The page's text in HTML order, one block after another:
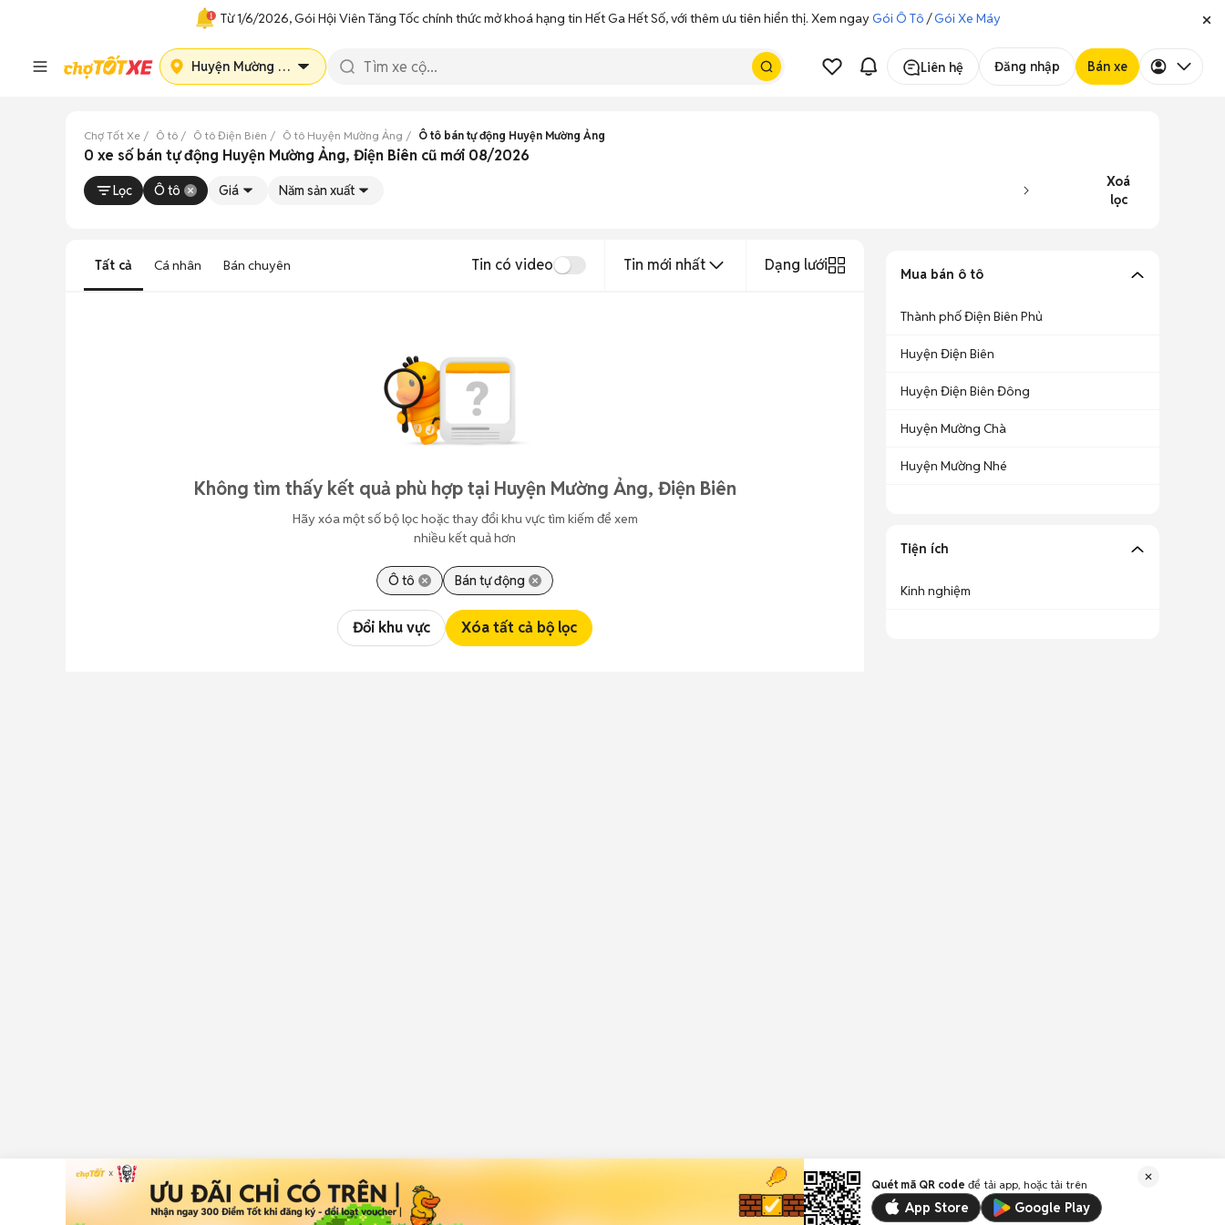
Từ 1/6/2026, Gói Hội Viên Tăng Tốc chính thức mở khoá hạng tin Hết Ga Hết Số, với thêm ưu tiên hiển thị. Xem ngayGói Ô Tô /Gói Xe Máy
Huyện Mường Ảng Liên hệ Đăng nhập Bán xe
Chợ Tốt Xe Ô tô Ô tô Điện Biên Ô tô Huyện Mường Ảng Ô tô bán tự động Huyện Mường Ảng
0 xe số bán tự động Huyện Mường Ảng, Điện Biên cũ mới 08/2026
Lọc Ô tô Giá Năm sản xuất
Xoá
lọc
Tất cả Cá nhân Bán chuyên Tin có video Tin mới nhất Dạng lưới
Không tìm thấy kết quả phù hợp tại Huyện Mường Ảng, Điện Biên
Hãy xóa một số bộ lọc hoặc thay đổi khu vực tìm kiếm để xem
nhiều kết quả hơn
Ô tô Bán tự động
Đổi khu vực Xóa tất cả bộ lọc
Mua bán ô tô
Thành phố Điện Biên Phủ
Huyện Điện Biên
Huyện Điện Biên Đông
Huyện Mường Chà
Huyện Mường Nhé
Tiện ích
Kinh nghiệm
Quét mã QR code để tải app, hoặc tải trên
App Store Google Play